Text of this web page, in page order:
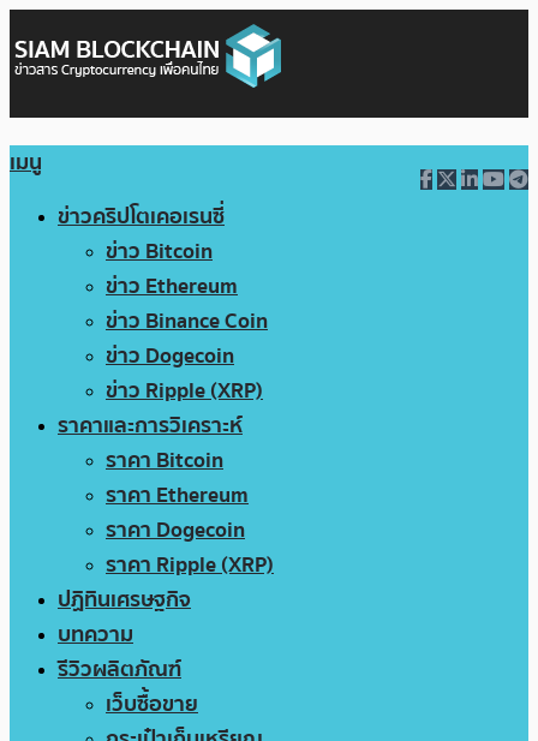
เมนู
ข่าวคริปโตเคอเรนซี่
ข่าว Bitcoin
ข่าว Ethereum
ข่าว Binance Coin
ข่าว Dogecoin
ข่าว Ripple (XRP)
ราคาและการวิเคราะห์
ราคา Bitcoin
ราคา Ethereum
ราคา Dogecoin
ราคา Ripple (XRP)
ปฏิทินเศรษฐกิจ
บทความ
รีวิวผลิตภัณฑ์
เว็บซื้อขาย